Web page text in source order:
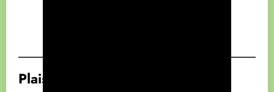
Plaisir de visionnage :